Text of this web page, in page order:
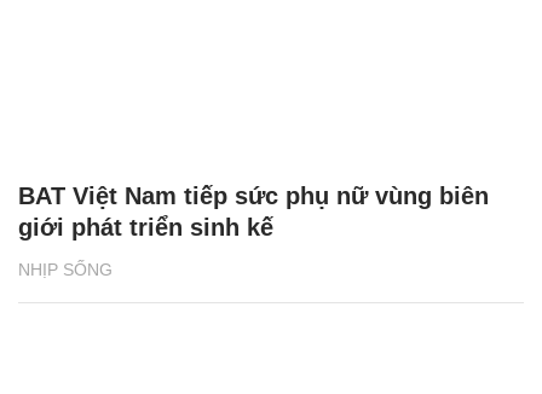
NHỊP SỐNG
BAT Việt Nam tiếp sức phụ nữ vùng biên
giới phát triển sinh kế